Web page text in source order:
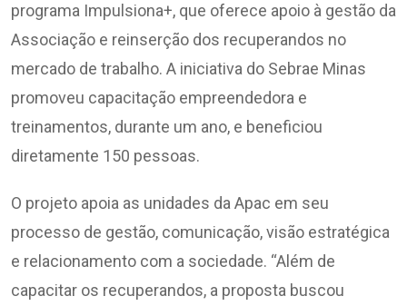
programa Impulsiona+, que oferece apoio à gestão da
Associação e reinserção dos recuperandos no
mercado de trabalho. A iniciativa do Sebrae Minas
promoveu capacitação empreendedora e
treinamentos, durante um ano, e beneficiou
diretamente 150 pessoas.
O projeto apoia as unidades da Apac em seu
processo de gestão, comunicação, visão estratégica
e relacionamento com a sociedade. “Além de
capacitar os recuperandos, a proposta buscou